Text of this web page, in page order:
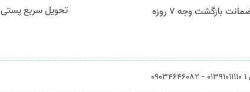
بازگشت وجه ۷ روزه تحویل سریع پستی